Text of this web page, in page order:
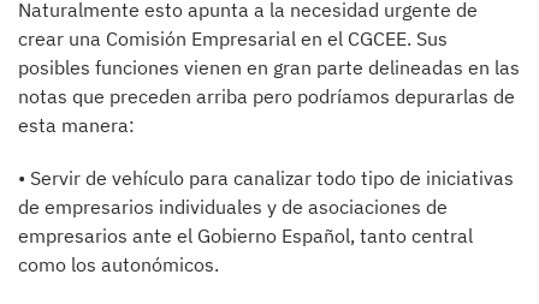
Naturalmente esto apunta a la necesidad urgente de
crear una Comisión Empresarial en el CGCEE. Sus
posibles funciones vienen en gran parte delineadas en las
notas que preceden arriba pero podríamos depurarlas de
esta manera:
• Servir de vehículo para canalizar todo tipo de iniciativas
de empresarios individuales y de asociaciones de
empresarios ante el Gobierno Español, tanto central
como los autonómicos.